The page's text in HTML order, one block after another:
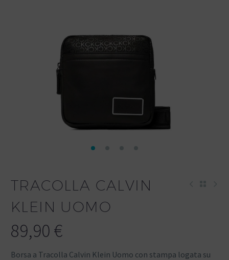
TRACOLLA CALVIN
KLEIN UOMO
89,90 €
Borsa a Tracolla Calvin Klein Uomo con stampa logata su